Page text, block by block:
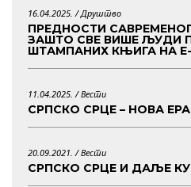
16.04.2025. /Друштво
ПРЕДНОСТИ
ЗАШТО СВЕ ВИШЕ ЉУДИ
ШТАМПАНИХ КЊИГА НА
11.04.2025. /Вести
СРПСКО СРЦЕ – НОВА
20.09.2021. /Вести
СРПСКО СРЦЕ И ДАЉЕ